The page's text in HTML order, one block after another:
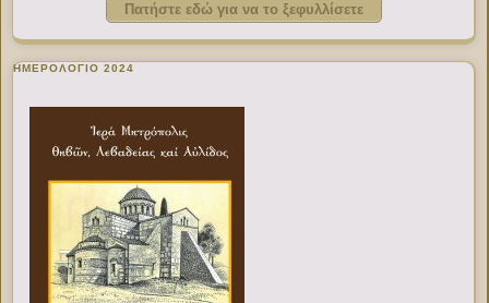
Πατήστε εδώ για να το ξεφυλλίσετε
ΗΜΕΡΟΛΟΓΙΟ 2024